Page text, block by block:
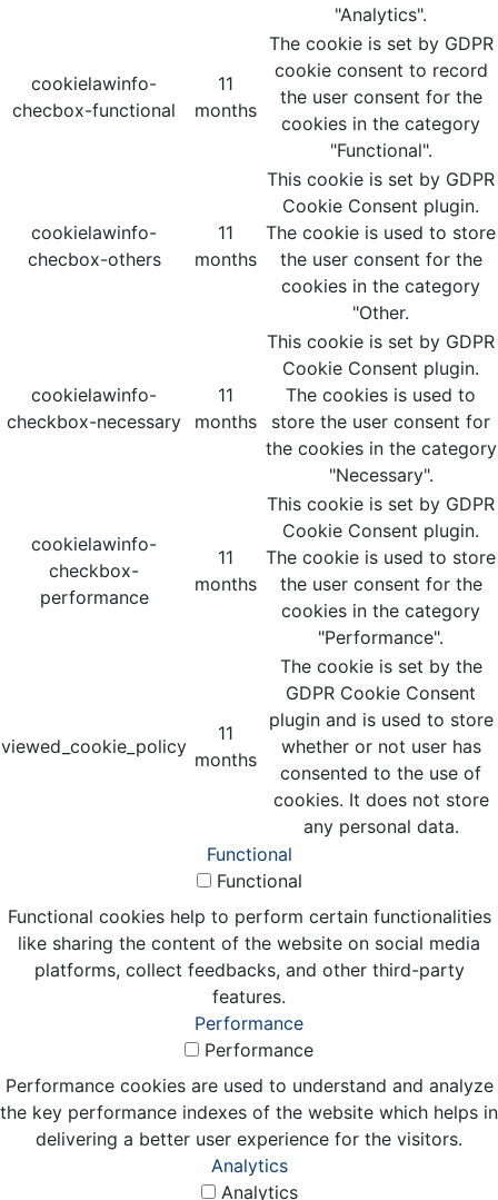
"Analytics".
cookielawinfo-
checbox-functional
11
months
The cookie is set by GDPR
cookie consent to record
the user consent for the
cookies in the category
"Functional".
cookielawinfo-
checbox-others
11
months
This cookie is set by GDPR
Cookie Consent plugin.
The cookie is used to store
the user consent for the
cookies in the category
"Other.
cookielawinfo-
checkbox-necessary
11
months
This cookie is set by GDPR
Cookie Consent plugin.
The cookies is used to
store the user consent for
the cookies in the category
"Necessary".
cookielawinfo-
checkbox-
performance
11
months
This cookie is set by GDPR
Cookie Consent plugin.
The cookie is used to store
the user consent for the
cookies in the category
"Performance".
viewed_cookie_policy
11
months
The cookie is set by the
GDPR Cookie Consent
plugin and is used to store
whether or not user has
consented to the use of
cookies. It does not store
any personal data.
Functional
Functional
Functional cookies help to perform certain functionalities
like sharing the content of the website on social media
platforms, collect feedbacks, and other third-party
features.
Performance
Performance
Performance cookies are used to understand and analyze
the key performance indexes of the website which helps in
delivering a better user experience for the visitors.
Analytics
Analytics